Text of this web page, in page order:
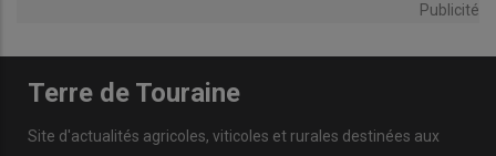
Publicité
Terre de Touraine
Site d'actualités agricoles, viticoles et rurales destinées aux